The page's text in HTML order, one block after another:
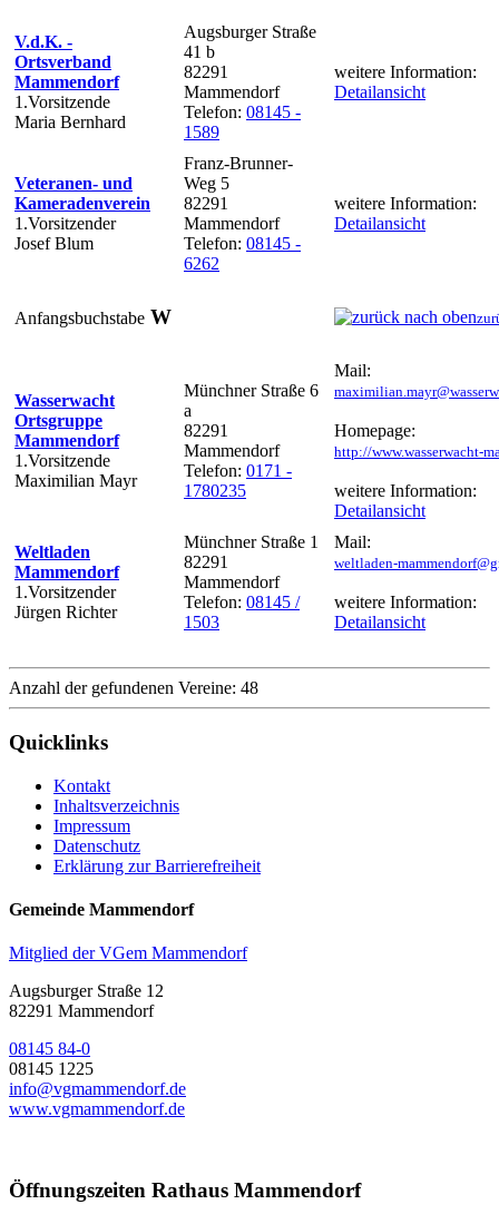
V.d.K. -
Ortsverband
Mammendorf
1.Vorsitzende
Maria Bernhard
Augsburger Straße
41 b
82291
Mammendorf
Telefon: 08145 -
1589
weitere Information:
Detailansicht
Veteranen- und
Kameradenverein
1.Vorsitzender
Josef Blum
Franz-Brunner-
Weg 5
82291
Mammendorf
Telefon: 08145 -
6262
weitere Information:
Detailansicht
Anfangsbuchstabe W
Wasserwacht
Ortsgruppe
Mammendorf
1.Vorsitzende
Maximilian Mayr
Münchner Straße 6
a
82291
Mammendorf
Telefon: 0171 -
1780235
Mail:
Homepage:
http://www.wasserwacht-
weitere Information:
Detailansicht
Weltladen
Mammendorf
1.Vorsitzender
Jürgen Richter
Münchner Straße 1
82291
Mammendorf
Telefon: 08145 /
1503
Mail:
weltladen-
weitere Information:
Detailansicht
Anzahl der gefundenen Vereine: 48
Quicklinks
Kontakt
Inhaltsverzeichnis
Impressum
Datenschutz
Erklärung zur Barrierefreiheit
Gemeinde Mammendorf
Mitglied der VGem Mammendorf
Augsburger Straße 12
82291 Mammendorf
08145 84-0
08145 1225
info@vgmammendorf.de
www.vgmammendorf.de
Öffnungszeiten Rathaus Mammendorf